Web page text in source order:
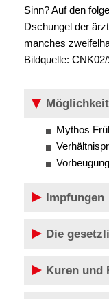
Sinn? Auf den
Dschungel der
manches
Bildquelle:
Mythos
Impfungen
Die
Kuren und